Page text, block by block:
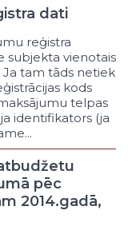
izstrāde
stāvokļa
un
dati
reģistra
subjekta vienotais
Ja tam tāds netiek
kods
telpas
identifikators (ja
pēc
2014.gadā,